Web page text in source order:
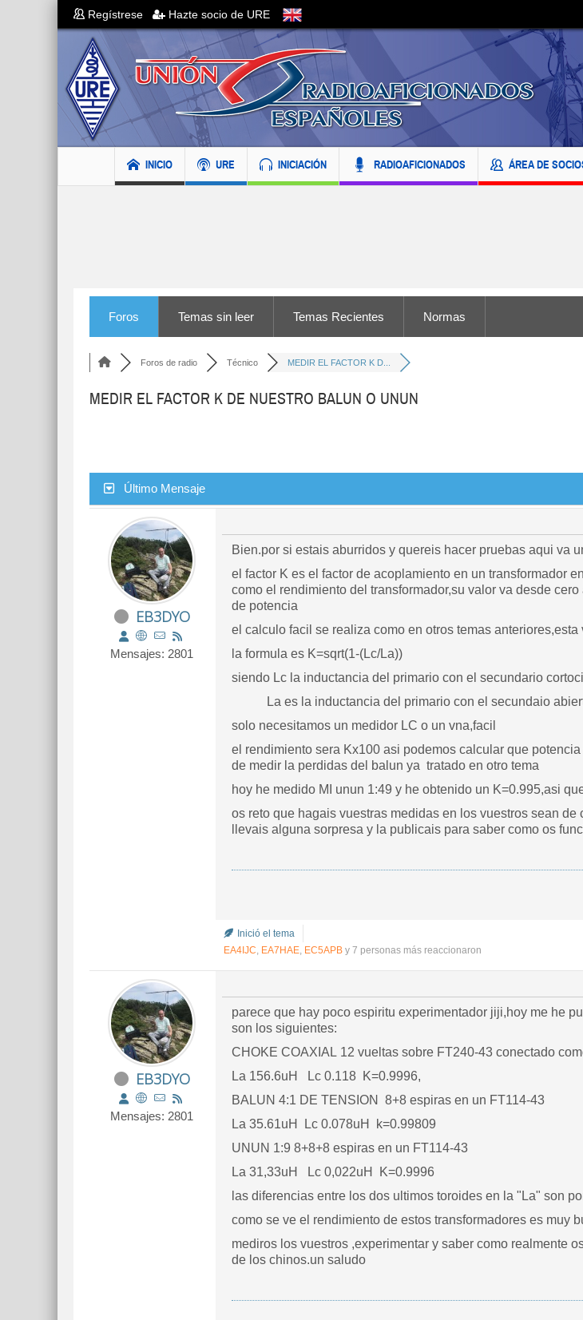
Regístrese Hazte socio de URE
INICIO URE INICIACIÓN RADIOAFICIONADOS ÁREA DE
Foros Temas sin leer Temas Recientes Normas
Foros de radio Técnico MEDIR EL FACTOR K D...
MEDIR EL FACTOR K DE NUESTRO BALUN O UNUN
Último Mensaje
EB3DYO
Mensajes: 2801
Bien.por si estais aburridos y quereis hacer pruebas aqui va
el factor K es el factor de acoplamiento en un transformador
como el rendimiento del transformador,su valor va desde
de potencia
el calculo facil se realiza como en otros temas
la formula es K=sqrt(1-(Lc/La))
siendo Lc la inductancia del primario con el secundario
La es la inductancia del primario con el secundaio
solo necesitamos un medidor LC o un vna,facil
el rendimiento sera Kx100 asi podemos calcular que
de medir la perdidas del balun ya tratado en otro tema
hoy he medido MI unun 1:49 y he obtenido un K=0.995,asi
os reto que hagais vuestras medidas en los vuestros sean
llevais alguna sorpresa y la publicais para saber como os
Inició el tema
EA4IJC, EA7HAE, EC5APB y 7 personas más reaccionaron
EB3DYO
Mensajes: 2801
parece que hay poco espiritu experimentador jiji,hoy me he
son los siguientes:
CHOKE COAXIAL 12 vueltas sobre FT240-43 conectado
La 156.6uH Lc 0.118 K=0.9996,
BALUN 4:1 DE TENSION 8+8 espiras en un FT114-43
La 35.61uH Lc 0.078uH k=0.99809
UNUN 1:9 8+8+8 espiras en un FT114-43
La 31,33uH Lc 0,022uH K=0.9996
las diferencias entre los dos ultimos toroides en la "La" son
como se ve el rendimiento de estos transformadores es muy
mediros los vuestros ,experimentar y saber como realmente
de los chinos.un saludo